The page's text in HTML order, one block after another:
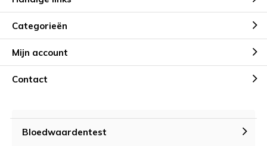
Categorieën
Mijn account
Contact
Bloedwaardentest